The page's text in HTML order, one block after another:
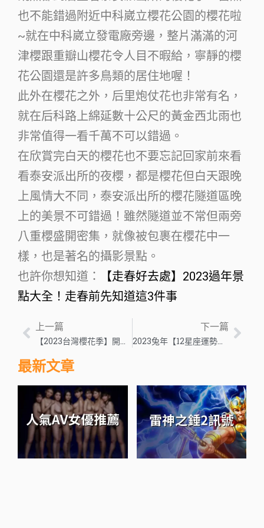
也不能錯過附近中科崴立櫻花公園的櫻花啦
~就在中科崴立發電廠旁邊，整片滿滿的河
津櫻跟重瓣山櫻花令人目不暇給，寧靜的櫻
花公園還是許多鳥類的居住地喔！
此外在櫻花之外，后里炮仗花也非常有名，
就在后科路上綿延數十公尺的黃金西北雨也
非常值得一看千萬不可以錯過。
在欣賞完白天的櫻花也不要忘記回家前來看
看泰安派出所的夜櫻，都是櫻花但白天跟晚
上風情大不同，泰安派出所的櫻花隧道區晚
上的美景不可錯過！雖然隧道並不常但兩旁
八重櫻盛開密集，就像被包裹在櫻花中一
樣，也是著名的攝影景點。
也許你想知道：
【走春好去處】2023過年景
點大全！走春前先知道這3件事
上一篇 下一篇
2023兔年【12星座運勢分析】愛情、財運、健康解析搶先看(下)
最新文章